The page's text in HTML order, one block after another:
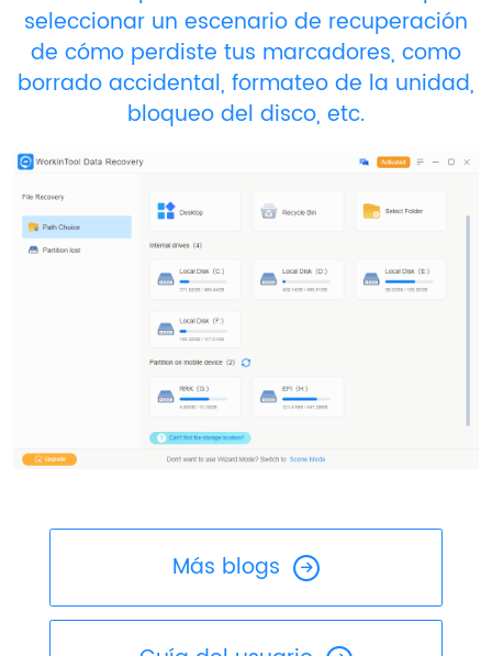
seleccionar un escenario de recuperación
de cómo perdiste tus marcadores, como
borrado accidental, formateo de la unidad,
bloqueo del disco, etc.
Más blogs